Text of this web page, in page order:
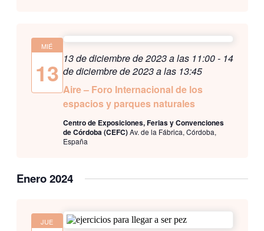
MIÉ
13
Aire – Foro Internacional de los
espacios y parques naturales
13 de diciembre de 2023 a las 11:00- 14
de diciembre de 2023 a las 13:45
Centro de Exposiciones, Ferias y Convenciones
de Córdoba (CEFC)Av. de la Fábrica, Córdoba,
España
Enero 2024
JUE